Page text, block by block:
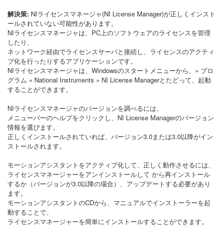
解決策: NIライセンスマネージャ(NI License Manager)が正しくインスト
ールされていない可能性があります。
NIライセンスマネージャは、PC上のソフトウェアのライセンスを管理
したり、
ネットワーク経由でライセンスサーバと接続し、ライセンスのアクティ
ブ化を行ったりするアプリケーションです。
NIライセンスマネージャは、Windowsのスタートメニューから、» プロ
グラム » National Instruments » NI License Managerとたどって、起動
することができます。
NIライセンスマネージャのバージョンを調べるには、
メニューバーのヘルプをクリックし、NI License Managerのバージョン
情報を選びます。
正しくインストールされていれば、バージョン3.0または3.0以降がイン
ストールされます。
モーションアシスタントをアクティブ化して、正しく動作させるには、
ライセンスマネージャーをアンインストールして から再インストール
するか（バージョンが3.0以降の場合）、アップデートする必要があり
ます。
モーションアシスタントのCDから、マニュアルでインストーラーを起
動することで、
ライセンスマネージャーを簡単にインストールすることができます。